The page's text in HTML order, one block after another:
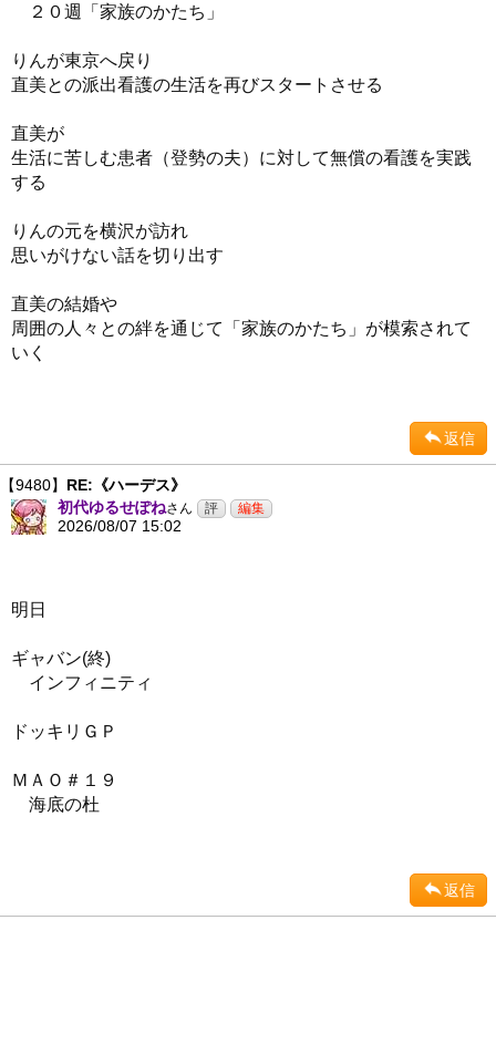
２０週「家族のかたち」
りんが東京へ戻り
直美との派出看護の生活を再びスタートさせる
直美が
生活に苦しむ患者（登勢の夫）に対して無償の看護を実践
する
りんの元を横沢が訪れ
思いがけない話を切り出す
直美の結婚や
周囲の人々との絆を通じて「家族のかたち」が模索されて
いく
返信
【9480】 RE:《ハーデス》
初代ゆるせぽねさん
2026/08/07 15:02
明日
ギャバン(終)
インフィニティ
ドッキリＧＰ
ＭＡＯ＃１９
海底の杜
返信